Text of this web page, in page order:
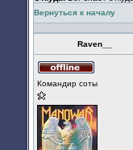
Вернуться к началу
Raven__
в
Командир соты